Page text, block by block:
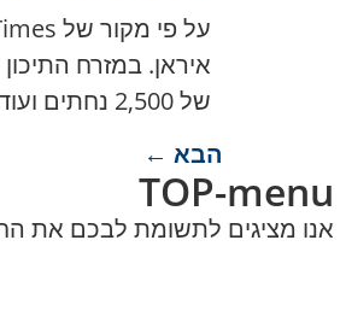
של 2,500 נחתים ועוד 2,500 מלחים תומכת במספר הכוחות האמריקאים באזור ברמה שעולה […]
הבא ←
TOP-menu
אנו מציגים לתשומת לבכם את